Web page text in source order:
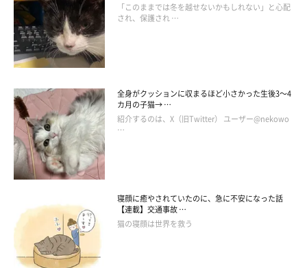
「このままでは冬を越せないかもしれない」と心配
され、保護され …
全身がクッションに収まるほど小さかった生後3～4
カ月の子猫→ …
紹介するのは、X（旧Twitter） ユーザー@nekowo
…
寝顔に癒やされていたのに、急に不安になった話
【連載】交通事故 …
猫の寝顔は世界を救う